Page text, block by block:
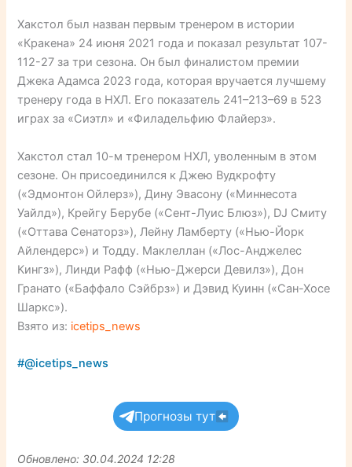
Хакстол был назван первым тренером в истории
«Кракена» 24 июня 2021 года и показал результат 107-
112-27 за три сезона. Он был финалистом премии
Джека Адамса 2023 года, которая вручается лучшему
тренеру года в НХЛ. Его показатель 241–213–69 в 523
играх за «Сиэтл» и «Филадельфию Флайерз».
Хакстол стал 10-м тренером НХЛ, уволенным в этом
сезоне. Он присоединился к Джею Вудкрофту
(«Эдмонтон Ойлерз»), Дину Эвасону («Миннесота
Уайлд»), Крейгу Берубе («Сент-Луис Блюз»), DJ Смиту
(«Оттава Сенаторз»), Лейну Ламберту («Нью-Йорк
Айлендерс») и Тодду. Маклеллан («Лос-Анджелес
Кингз»), Линди Рафф («Нью-Джерси Девилз»), Дон
Гранато («Баффало Сэйбрз») и Дэвид Куинн («Сан-Хосе
Шаркс»).
Взято из: icetips_news
#@icetips_news
Прогнозы тут
Обновлено: 30.04.2024 12:28